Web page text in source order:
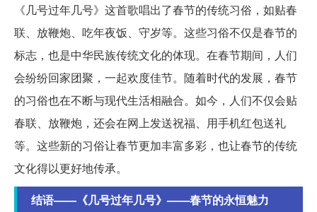
《几号过年几号》这首歌唱出了春节的传统习俗，如贴春
联、放鞭炮、吃年夜饭、守岁等。这些习俗不仅是春节的
标志，也是中华民族传统文化的体现。在春节期间，人们
会纷纷回家团聚，一起欢度佳节。随着时代的发展，春节
的习俗也在不断与现代生活相融合。如今，人们不仅会贴
春联、放鞭炮，还会在网上发送祝福、用手机红包送礼
等。这些新的习俗让春节更加丰富多彩，也让春节的传统
文化得以更好地传承。
结语——《几号过年几号》——春节的永恒魅力